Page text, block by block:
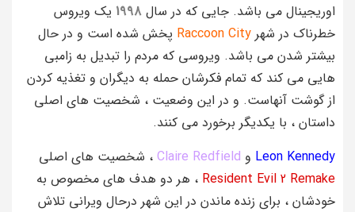
اوریجینال می باشد. جایی که در سال 1998 یک ویروس
خطرناک در شهر Raccoon City پخش شده است و در حال
بیشتر شدن می باشد. ویروسی که مردم را تبدیل به زامبی
هایی می کند که تمام فکرشان حمله به دیگران و تغذیه کردن
از گوشت آنهاست. و در این وضعیت ، شخصیت های اصلی
داستان ، با یکدیگر برخورد می کنند.
Leon Kennedy و Claire Redfield ، شخصیت های اصلی
Resident Evil 2 Remake ، هر دو هدف های مخصوص به
خودشان ، برای زنده ماندن در این شهر درحال ویرانی تلاش